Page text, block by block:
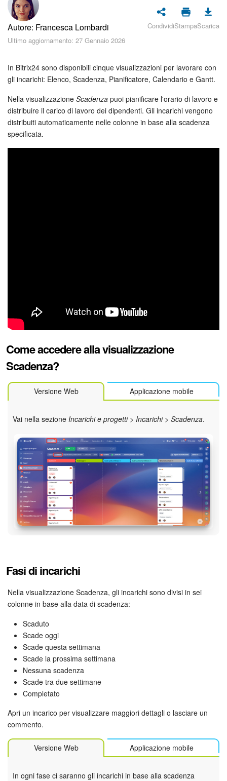
Piani e pagamento
Sicurezza in Bitrix24
CoPilot: IA in Bitrix24
Feed
Messenger
Prenotazione online
Generatore BI
Bitrix24 Market
Siti e store
Online store
Knowledge base
Firma elettronica
Firma elettronica per HR
Automazione
Flussi di lavoro
Marketing
Gestione inventario
Telefonia
Mio profilo
Autore: Francesca Lombardi
Ultimo aggiornamento: 27 Gennaio 2026
CondividiStampaScarica
In Bitrix24 sono disponibili cinque visualizzazioni per lavorare con
gli incarichi: Elenco, Scadenza, Pianificatore, Calendario e Gantt.
Nella visualizzazione Scadenza puoi pianificare l'orario di lavoro e
distribuire il carico di lavoro dei dipendenti. Gli incarichi vengono
distribuiti automaticamente nelle colonne in base alla scadenza
specificata.
Come accedere alla visualizzazione
Scadenza?
Versione Web Applicazione mobile
Vai nella sezione Incarichi e progetti> Incarichi> Scadenza.
Fasi di incarichi
Nella visualizzazione Scadenza, gli incarichi sono divisi in sei
colonne in base alla data di scadenza:
Scaduto
Scade oggi
Scade questa settimana
Scade la prossima settimana
Nessuna scadenza
Scade tra due settimane
Completato
Apri un incarico per visualizzare maggiori dettagli o lasciare un
commento.
Versione Web Applicazione mobile
In ogni fase ci saranno gli incarichi in base alla scadenza